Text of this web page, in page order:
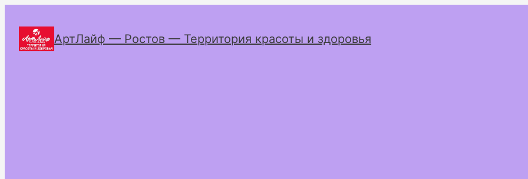
АртЛайф — Ростов — Территория красоты и здоровья